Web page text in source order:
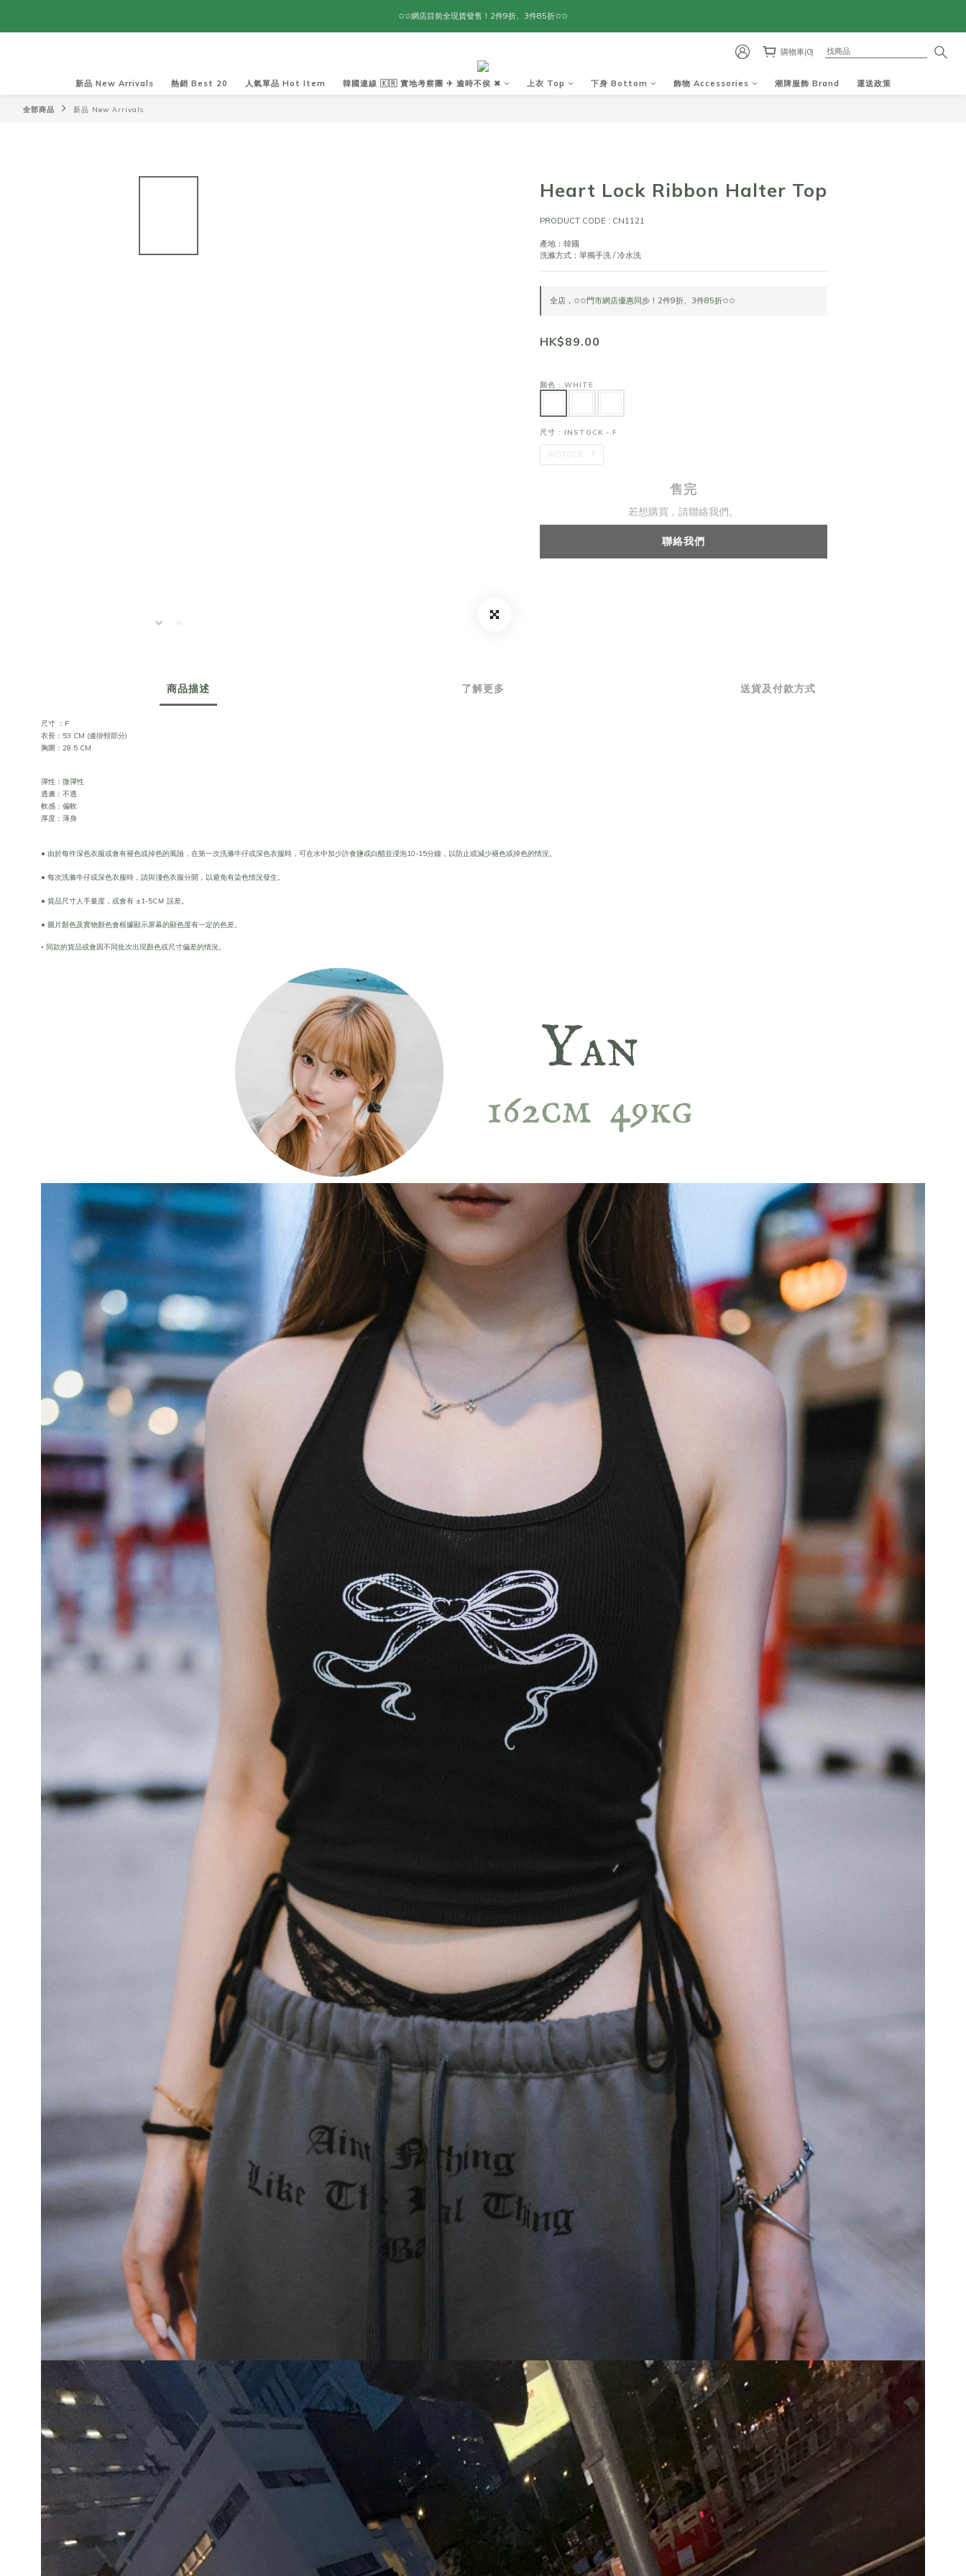
✩✩網店目前全現貨發售！2件9折、3件85折✩✩
購物車(0)
新品 New Arrivals 熱銷 Best 20 人氣單品 Hot Item 韓國連線 🇰🇷 實地考察團 ✈ 逾時不侯 ✖︎ 上衣 Top 下身 Bottom 飾物 Accessories 潮牌服飾 Brand 運送政策
全部商品 新品 New Arrivals
Heart Lock Ribbon Halter Top
PRODUCT CODE : CN1121
產地：韓國
洗滌方式：單獨手洗 / 冷水洗
全店，✩✩門市網店優惠同步！2件9折、3件85折✩✩
HK$89.00
顏色 : WHITE
尺寸 : INSTOCK - F
INSTOCK - F
售完
若想購買，請聯絡我們。
聯絡我們
商品描述 了解更多 送貨及付款方式
尺寸 ：F
衣長：53 CM (連掛頸部分)
胸圍：28.5 CM
彈性： 微彈性
透膚：不透
軟感： 偏軟
厚度：薄身
• 由於每件深色衣服或會有褪色或掉色的風險，在第一次洗滌牛仔或深色衣服時，可在水中加少許食鹽或白醋並浸泡10-15分鐘，以防止或減少褪色或掉色的情況。
• 每次洗滌牛仔或深色衣服時，請與淺色衣服分開，以避免有染色情況發生。
• 貨品尺寸人手量度，或會有 ±1-5CＭ 誤差。
• 圖片顏色及實物顏色會根據顯示屏幕的顯色度有一定的色差。
• 同款的貨品或會因不同批次出現顏色或尺寸偏差的情況。